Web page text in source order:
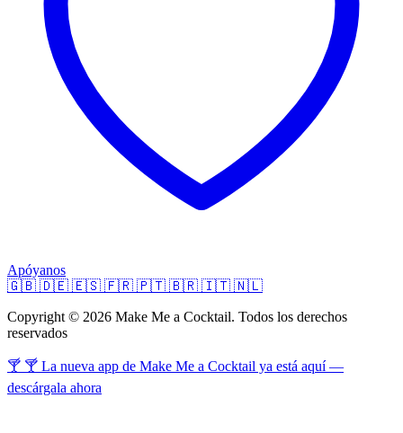
Apóyanos
🇬🇧 🇩🇪 🇪🇸 🇫🇷 🇵🇹 🇧🇷 🇮🇹 🇳🇱
Copyright © 2026 Make Me a Cocktail. Todos los derechos
reservados
🍸 🍸 La nueva app de Make Me a Cocktail ya está aquí —
descárgala ahora